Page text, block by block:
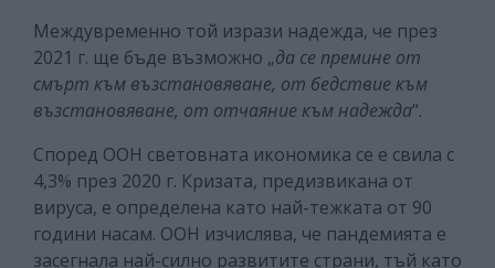
Междувременно той изрази надежда, че през
2021 г. ще бъде възможно „да се премине от
смърт към възстановяване, от бедствие към
възстановяване, от отчаяние към надежда“.
Според ООН световната икономика се е свила с
4,3% през 2020 г. Кризата, предизвикана от
вируса, е определена като най-тежката от 90
години насам. ООН изчислява, че пандемията е
засегнала най-силно развитите страни, тъй като